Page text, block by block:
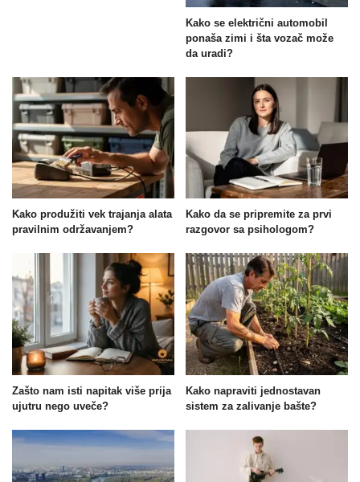
Kako se električni automobil
ponaša zimi i šta vozač može
da uradi?
Kako produžiti vek trajanja alata
pravilnim održavanjem?
Kako da se pripremite za prvi
razgovor sa psihologom?
Zašto nam isti napitak više prija
ujutru nego uveče?
Kako napraviti jednostavan
sistem za zalivanje bašte?